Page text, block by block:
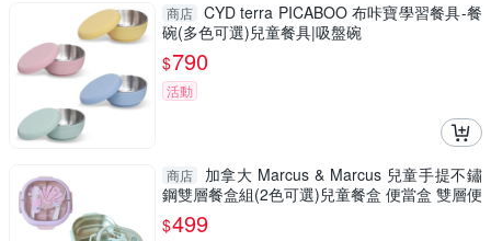
商店 CYD terra PICABOO 布咔寶學習餐具-餐
碗(多色可選)兒童餐具|吸盤碗
$790
活動
商店
加拿大 Marcus & Marcus 兒童手提不鏽
鋼雙層餐盒組(2色可選)兒童餐盒 便當盒 雙層便
當盒
$499